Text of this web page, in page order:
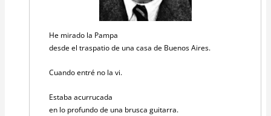
He mirado la Pampa
desde el traspatio de una casa de Buenos Aires.
Cuando entré no la vi.
Estaba acurrucada
en lo profundo de una brusca guitarra.